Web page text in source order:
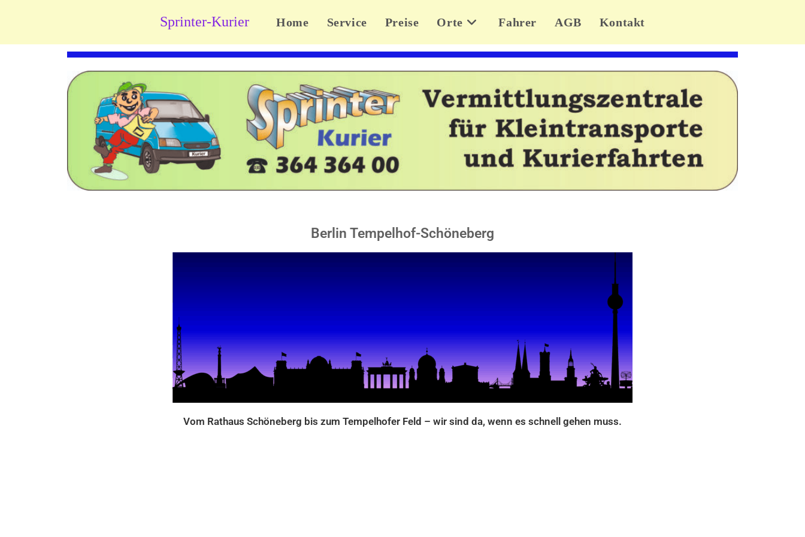
Sprinter-Kurier Home Service Preise Orte Fahrer AGB Kontakt
Berlin Tempelhof-Schöneberg
Vom Rathaus Schöneberg bis zum Tempelhofer Feld – wir sind da, wenn es schnell gehen muss.